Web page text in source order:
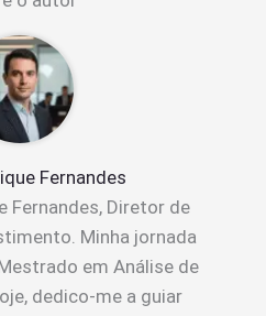
Fernandes
Fernandes, Diretor de
Minha jornada
em Análise de
dedico-me a guiar